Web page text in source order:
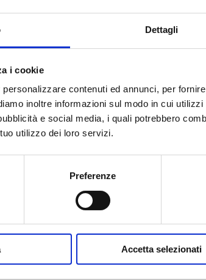
Dettagli
i cookie
contenuti ed annunci, per
inoltre informazioni sul modo in cui
e social media, i quali potrebbero
utilizzo dei loro servizi.
Preferenze
Accetta selezionati
Cannes, Genova, La Spezia, Civitavecchia,
€ 833
Mediterraneo8 giorni
daLivorno
13/09/2026
€ 763
Mediterraneo8 giorni